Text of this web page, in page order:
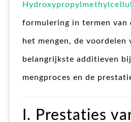
formulering in termen van
het mengen, de voordelen
belangrijkste additieven
mengproces en de
I. Prestaties